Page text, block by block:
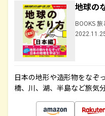
地球の
BOOKS
日本の地形や造形物をなぞ
橋、川、湖、半島など旅気